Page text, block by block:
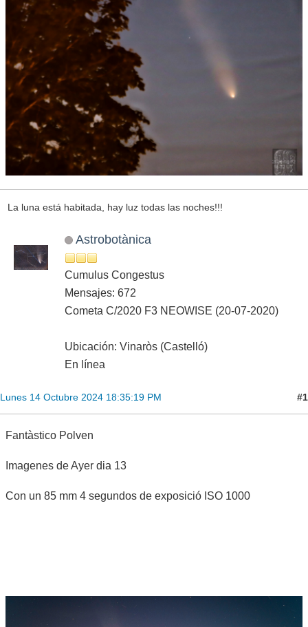
La luna está habitada, hay luz todas las noches!!!
Astrobotànica
Cumulus Congestus
Mensajes: 672
Cometa C/2020 F3 NEOWISE (20-07-2020)
Ubicación: Vinaròs (Castelló)
En línea
Lunes 14 Octubre 2024 18:35:19 PM #1
Fantàstico Polven
Imagenes de Ayer dia 13
Con un 85 mm 4 segundos de exposició ISO 1000